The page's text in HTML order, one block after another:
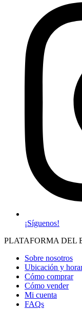
¡Síguenos!
PLATAFORMA DEL
Sobre nosotros
Ubicación y
Cómo comprar
Cómo vender
Mi cuenta
FAQs